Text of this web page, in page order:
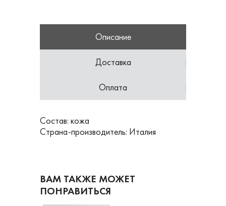
Описание
Доставка
Оплата
Состав: кожа
Страна-производитель: Италия
ВАМ ТАКЖЕ МОЖЕТ
ПОНРАВИТЬСЯ